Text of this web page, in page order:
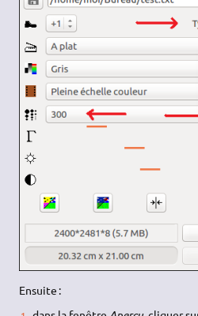
Ensuite :